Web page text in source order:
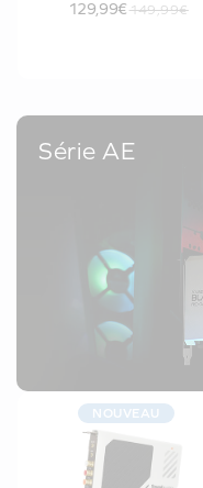
129,99€ 149,99€
Série AE
NOUVEAU